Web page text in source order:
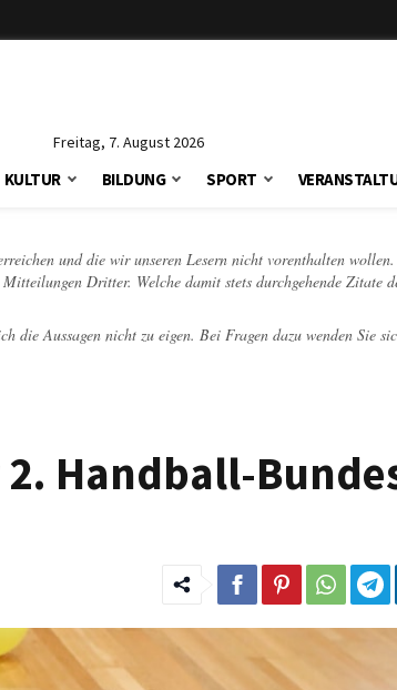
Freitag, 7. August 2026
KULTUR BILDUNG SPORT
und die wir unseren Lesern nicht vorenthalten
Dritter. Welche damit stets durchgehende Zitate
Aussagen nicht zu eigen. Bei Fragen dazu wenden Sie
Handball-